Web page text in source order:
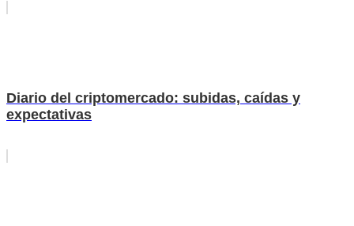
Diario del criptomercado: subidas, caídas y
expectativas